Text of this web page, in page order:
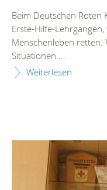
Beim Deutschen Roten
Erste-Hilfe-
Menschenleben retten.
Situationen ...
Weiterlesen